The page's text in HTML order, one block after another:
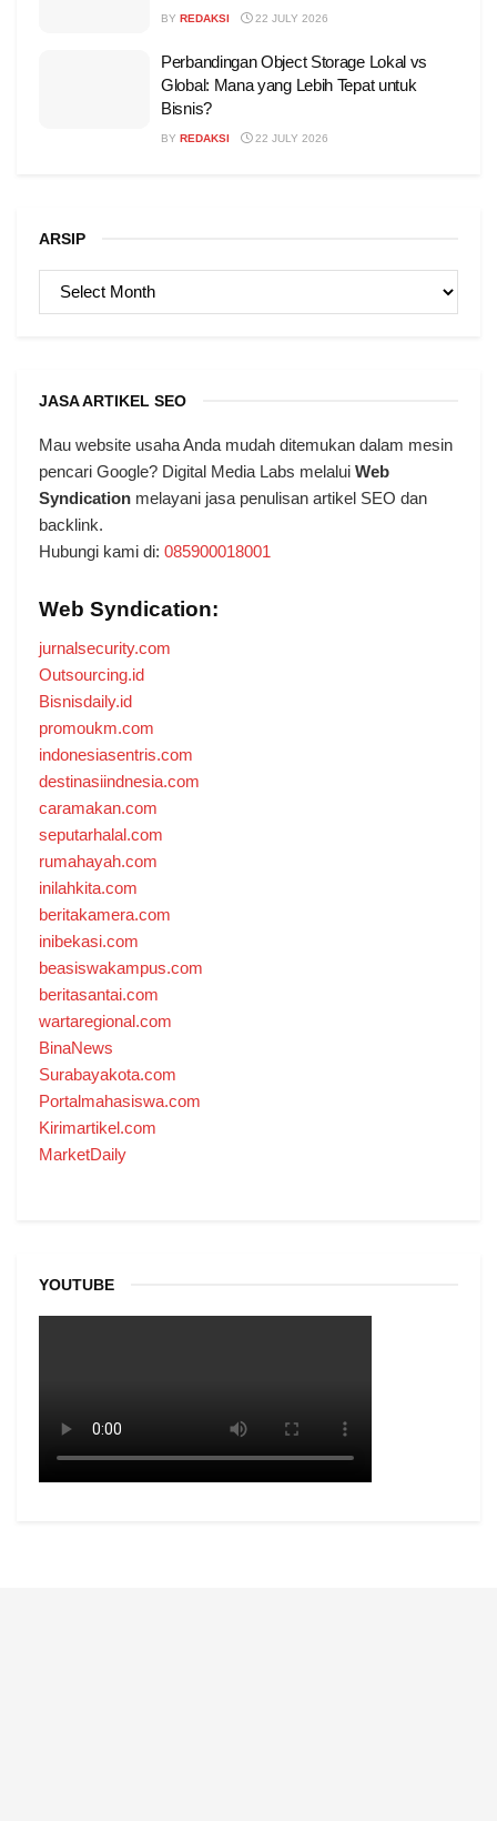
BY REDAKSI 22 JULY 2026
Perbandingan Object Storage Lokal vs
Global: Mana yang Lebih Tepat untuk
Bisnis?
BY REDAKSI 22 JULY 2026
ARSIP
ARSIP
JASA ARTIKEL SEO
Mau website usaha Anda mudah ditemukan dalam mesin
pencari Google? Digital Media Labs melalui Web
Syndication melayani jasa penulisan artikel SEO dan
backlink.
Hubungi kami di: 085900018001
Web Syndication:
jurnalsecurity.com
Outsourcing.id
Bisnisdaily.id
promoukm.com
indonesiasentris.com
destinasiindnesia.com
caramakan.com
seputarhalal.com
rumahayah.com
inilahkita.com
beritakamera.com
inibekasi.com
beasiswakampus.com
beritasantai.com
wartaregional.com
BinaNews
Surabayakota.com
Portalmahasiswa.com
Kirimartikel.com
MarketDaily
YOUTUBE